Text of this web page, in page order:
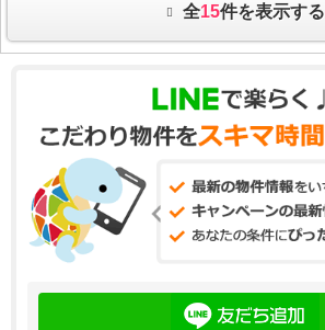
全15件を表示する